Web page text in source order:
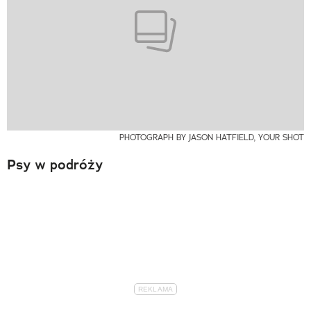
PHOTOGRAPH BY JASON HATFIELD, YOUR SHOT
Psy w podróży